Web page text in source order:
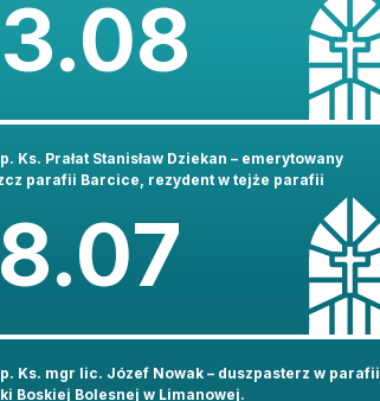
Ks. Prałat Stanisław Dziekan – emerytowany
parafii Barcice, rezydent w tejże parafii
Ks. mgr lic. Józef Nowak – duszpasterz w parafii
Boskiej Bolesnej w Limanowej.